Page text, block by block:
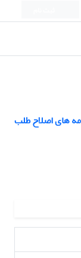
های اصلاح طلب